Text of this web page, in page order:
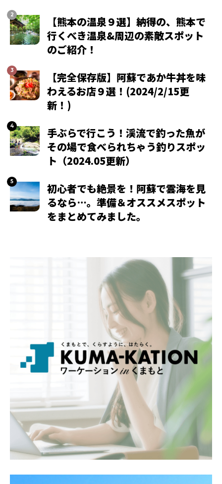
【熊本の温泉９選】納得の、熊本で
行くべき温泉&周辺の素敵スポット
のご紹介！
【完全保存版】阿蘇であか牛丼を味
わえるお店９選！(2024/2/15更
新！)
手ぶらで行こう！渓流で釣った魚が
その場で食べられちゃう釣りスポッ
ト（2024.05更新）
初心者でも絶景を！阿蘇で雲海を見
るなら…。準備＆オススメスポット
をまとめてみました。